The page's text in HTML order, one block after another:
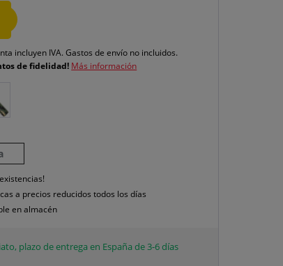
incluyen IVA.Gastos de envío no incluidos.
de fidelidad! Más información
a precios reducidos todos los días
en almacén
plazo de entrega en España de 3-6 días